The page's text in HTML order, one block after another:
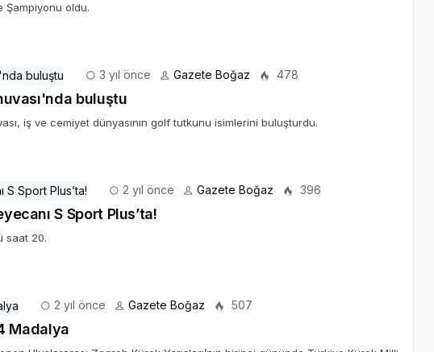
Şampiyonu oldu.
3 yıl önce Gazete Boğaz 478
buluştu
iş ve cemiyet dünyasının golf tutkunu isimlerini buluşturdu.
2 yıl önce Gazete Boğaz 396
S Sport Plus’ta!
saat 20.
2 yıl önce Gazete Boğaz 507
Madalya